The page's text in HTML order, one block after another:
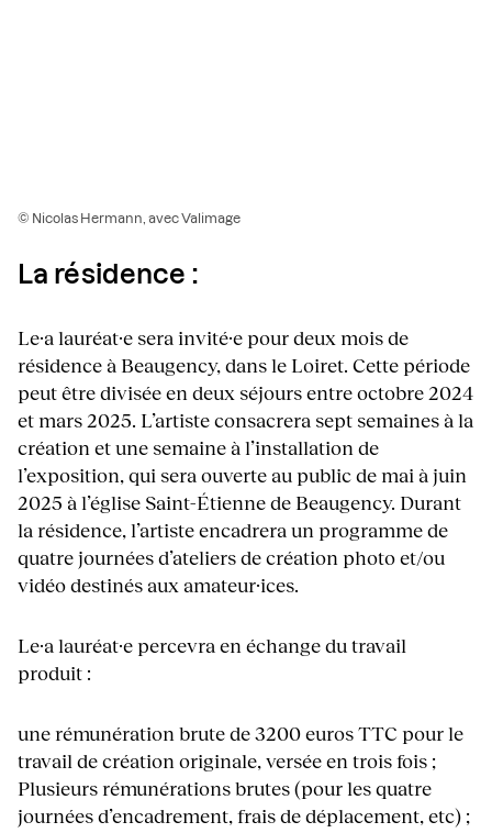
© Nicolas Hermann, avec Valimage
La résidence :
Le·a lauréat·e sera invité·e pour deux mois de
résidence à Beaugency, dans le Loiret. Cette période
peut être divisée en deux séjours entre octobre 2024
et mars 2025. L’artiste consacrera sept semaines à la
création et une semaine à l’installation de
l’exposition, qui sera ouverte au public de mai à juin
2025 à l’église Saint-Étienne de Beaugency. Durant
la résidence, l’artiste encadrera un programme de
quatre journées d’ateliers de création photo et/ou
vidéo destinés aux amateur·ices.
Le·a lauréat·e percevra en échange du travail
produit :
une rémunération brute de 3200 euros TTC pour le
travail de création originale, versée en trois fois ;
Plusieurs rémunérations brutes (pour les quatre
journées d’encadrement, frais de déplacement, etc) ;